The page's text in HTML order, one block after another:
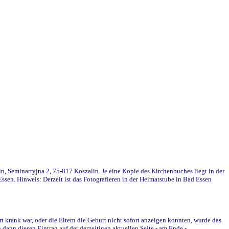
2, 75-817 Koszalin. Je eine Kopie des Kirchenbuches liegt in der
Hinweis: Derzeit ist das Fotografieren in der Heimatstube in Bad Essen
war, oder die Eltern die Geburt nicht sofort anzeigen konnten, wurde das